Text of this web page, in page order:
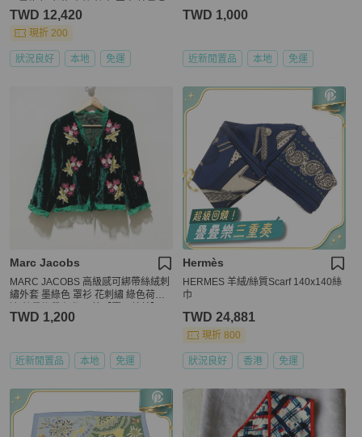
件/保證正品🌳二手樹屋🌳
TWD 12,420
現折 200
狀況良好 本地 免運
TWD 1,000
近新閒置品 本地 免運
Marc Jacobs
MARC JACOBS 高級感可綁帶絲絨刺
繡外套 墨綠色 罩衫 花刺繡 綠色荷葉
手衣
TWD 1,200
近新閒置品 本地 免運
Hermès
HERMES 羊絨/絲質Scarf 140x140絲
巾
TWD 24,881
現折 800
狀況良好 香港 免運